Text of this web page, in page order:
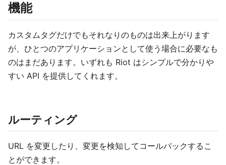
機能
カスタムタグだけでもそれなりのものは出来上がります
が、ひとつのアプリケーションとして使う場合に必要なも
のはまだあります。いずれも Riot はシンプルで分かりや
すい API を提供してくれます。
ルーティング
URL を変更したり、変更を検知してコールバックするこ
とができます。